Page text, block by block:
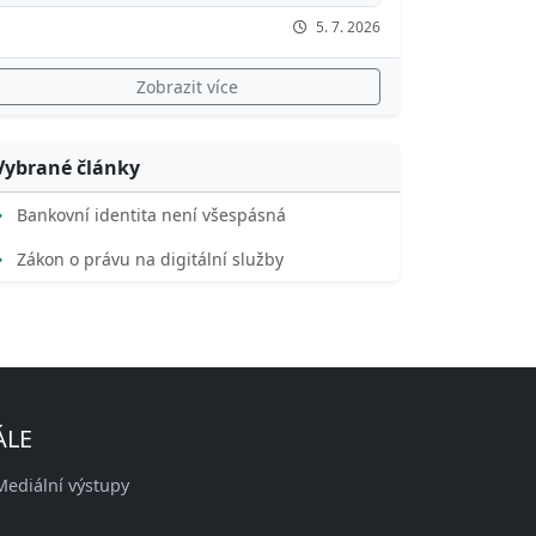
5. 7. 2026
Zobrazit více
články
Bankovní identita není všespásná
Zákon o právu na digitální služby
výstupy